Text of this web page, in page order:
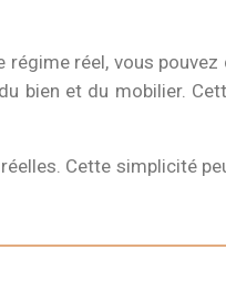
réel, vous pouvez
bien et du mobilier.
Cette simplicité